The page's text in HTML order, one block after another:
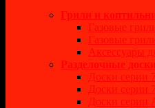
Грили и
Газовые
Газовые
Аксессуары
Разделочные
Доски серии
Доски серии
Доски серии